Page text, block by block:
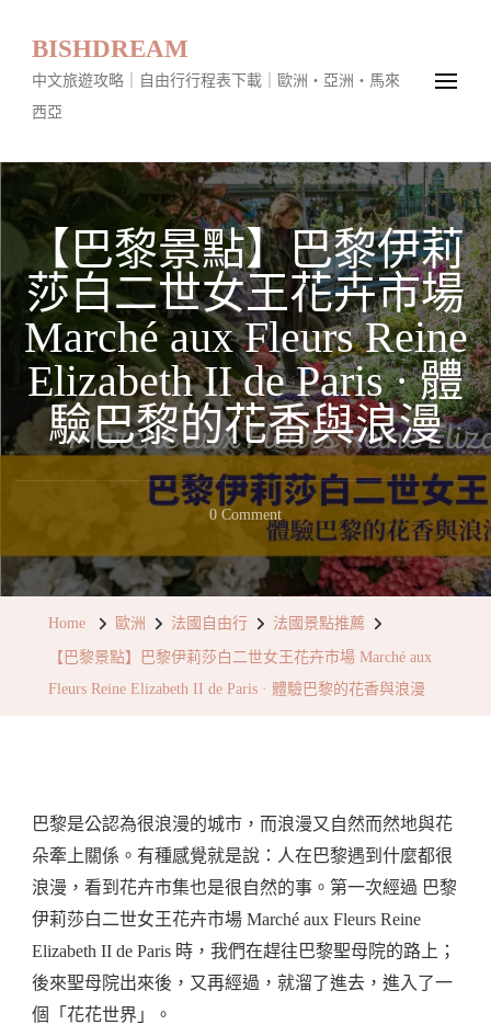
BISHDREAM
中文旅遊攻略｜自由行行程表下載｜歐洲・亞洲・馬來
西亞
【巴黎景點】巴黎伊莉
莎白二世女王花卉市場
Marché aux Fleurs Reine
Elizabeth II de Paris · 體
驗巴黎的花香與浪漫
0 CommentOn
【巴
白
二
世
女
王
花
Home 歐洲 法國自由行 法國景點推薦
【巴黎景點】巴黎伊莉莎白二世女王花卉市場 Marché aux
Fleurs Reine Elizabeth II de Paris · 體驗巴黎的花香與浪漫
巴黎是公認為很浪漫的城市，而浪漫又自然而然地與花
朵牽上關係。有種感覺就是說：人在巴黎遇到什麼都很
浪漫，看到花卉市集也是很自然的事。第一次經過 巴黎
伊莉莎白二世女王花卉市場 Marché aux Fleurs Reine
Elizabeth II de Paris 時，我們在趕往巴黎聖母院的路上；
後來聖母院出來後，又再經過，就溜了進去，進入了一
個「花花世界」。